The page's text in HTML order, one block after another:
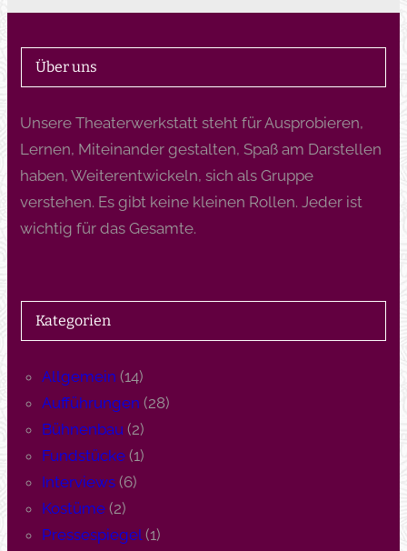
Über uns
Unsere Theaterwerkstatt steht für Ausprobieren,
Lernen, Miteinander gestalten, Spaß am Darstellen
haben, Weiterentwickeln, sich als Gruppe
verstehen. Es gibt keine kleinen Rollen. Jeder ist
wichtig für das Gesamte.
Kategorien
Allgemein (14)
Aufführungen (28)
Bühnenbau(2)
Fundstücke(1)
Interviews(6)
Kostüme(2)
Pressespiegel(1)